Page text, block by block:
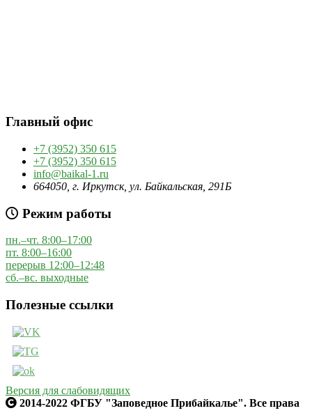
Главный офис
+7 (3952) 350 615
+7 (3952) 350 615
info@baikal-1.ru
664050, г. Иркутск, ул. Байкальская, 291Б
Режим работы
пн.–чт. 8:00–17:00
пт. 8:00–16:00
перерыв 12:00–12:48
сб.–вс. выходные
Полезные ссылки
Версия для слабовидящих
2014-2022 ФГБУ "Заповедное Прибайкалье". Все права